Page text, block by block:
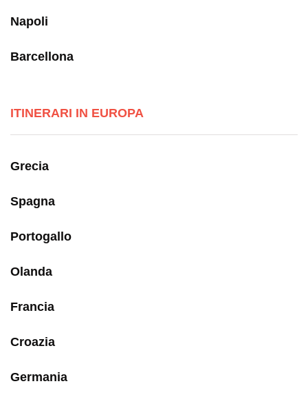
Napoli
Barcellona
ITINERARI IN EUROPA
Grecia
Spagna
Portogallo
Olanda
Francia
Croazia
Germania